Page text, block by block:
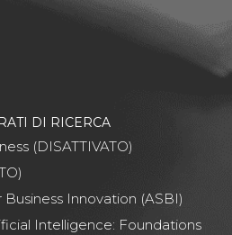
DI RICERCA
(DISATTIVATO)
Innovation (ASBI)
Intelligence: Foundations